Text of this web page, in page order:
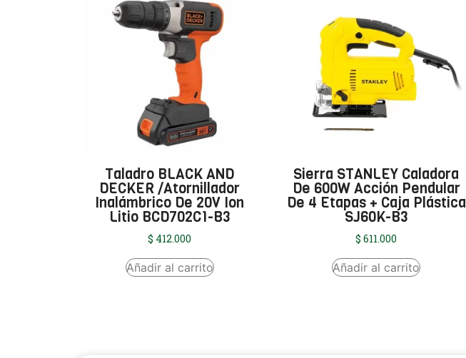
Taladro BLACK AND
DECKER /Atornillador
Inalámbrico De 20V Ion
Litio BCD702C1-B3
$ 412.000
Añadir al carrito
Sierra STANLEY Caladora
De 600W Acción Pendular
De 4 Etapas + Caja Plástica
SJ60K-B3
$ 611.000
Añadir al carrito